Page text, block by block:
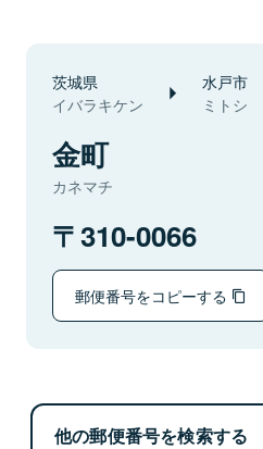
茨城県
イバラキケン
水戸市
ミトシ
金町
カネマチ
310-0066
郵便番号をコピーする
他の郵便番号を検索する